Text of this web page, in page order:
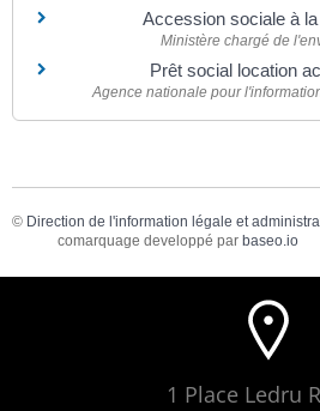
Accession sociale à
Ministère chargé de
Prêt social location
Agence nationale pour
© Direction de l'information légale et
comarquage developpé par baseo.io
1 Place Ledru